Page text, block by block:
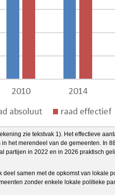
zie tekstvak 1). Het effectieve
het merendeel van de gemeenten.
partijen in 2022 en in 2026 praktisch
samen met de opkomst van
zonder enkele lokale politieke